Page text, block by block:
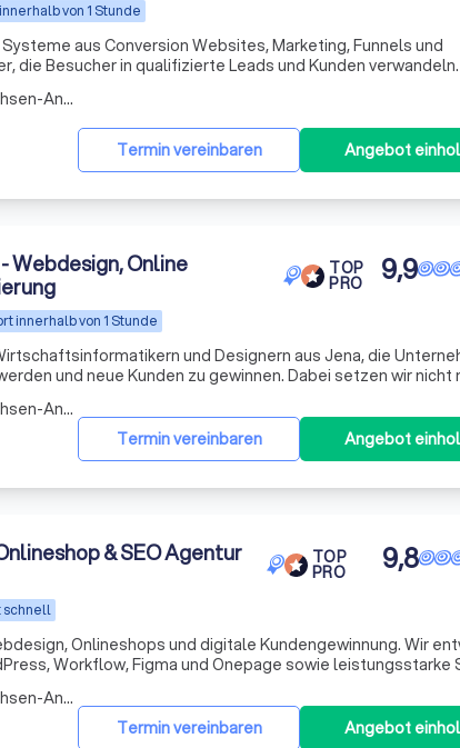
von 1 Stunde
aus Conversion Websites, Marketing, Funnels und
die Besucher in qualifizierte Leads und Kunden verwandeln.
Termin vereinbaren Angebot
Arbeitsbereich Lengefeld (Sachsen-Anhalt)
Webdesign, Online
TOP
PRO
innerhalb von 1 Stunde
9,9
und Designern aus Jena, die
und neue Kunden zu gewinnen. Dabei setzen wir nicht
auf Online-Marketing, KI-Technologien und clevere
Termin vereinbaren
Angebot
Arbeitsbereich Lengefeld (Sachsen-Anhalt)
& SEO Agentur
TOP
PRO
schnell
9,8
Onlineshops und digitale Kundengewinnung. Wir
Workflow, Figma und Onepage sowie leistungsstarke
gezielt Anfragen und Umsatz steigern. Unser Fokus liegt
Termin vereinbaren
Angebot
Arbeitsbereich Lengefeld (Sachsen-Anhalt)